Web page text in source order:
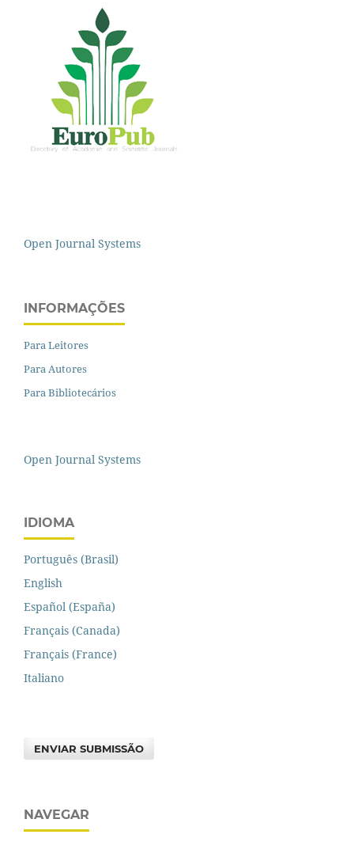
Open Journal Systems
INFORMAÇÕES
Para Leitores
Para Autores
Para Bibliotecários
Open Journal Systems
IDIOMA
Português (Brasil)
English
Español (España)
Français (Canada)
Français (France)
Italiano
ENVIAR SUBMISSÃO
NAVEGAR